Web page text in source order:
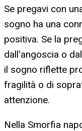
Se pregavi con
sogno ha una
positiva. Se la
dall'angoscia o
il sogno riflette
fragilità o di
attenzione.
Nella Smorfia